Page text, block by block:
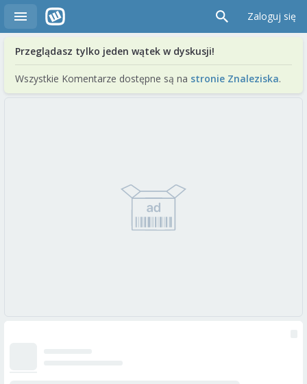
Zaloguj się
Przeglądasz tylko jeden wątek w dyskusji!
Wszystkie Komentarze dostępne są na stronie Znaleziska.